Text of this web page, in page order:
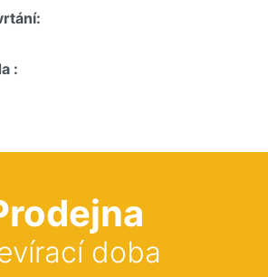
:
doba